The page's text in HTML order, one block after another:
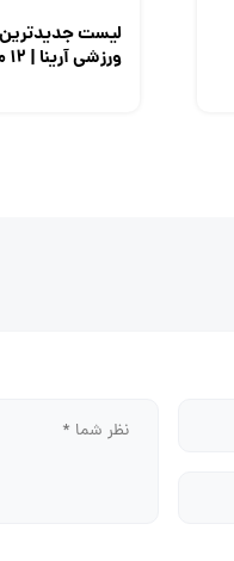
لیست
ورزشی آرینا | ۱۲ مرداد ۱۴۰۵